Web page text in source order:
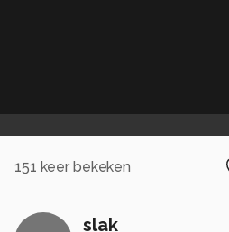
151 keer bekeken
slak